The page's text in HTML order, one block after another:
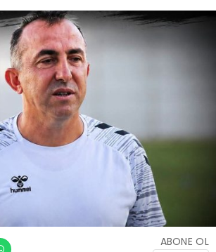
ABONE OL